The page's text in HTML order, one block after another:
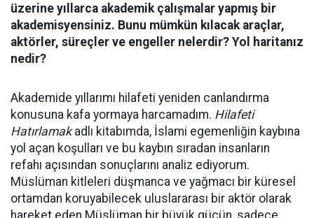
üzerine yıllarca akademik çalışmalar yapmış bir
akademisyensiniz. Bunu mümkün kılacak araçlar,
aktörler, süreçler ve engeller nelerdir? Yol haritanız
nedir?
Akademide yıllarımı hilafeti yeniden canlandırma
konusuna kafa yormaya harcamadım. Hilafeti
Hatırlamakadlı kitabımda, İslami egemenliğin kaybına
yol açan koşulları ve bu kaybın sıradan insanların
refahı açısından sonuçlarını analiz ediyorum.
Müslüman kitleleri düşmanca ve yağmacı bir küresel
ortamdan koruyabilecek uluslararası bir aktör olarak